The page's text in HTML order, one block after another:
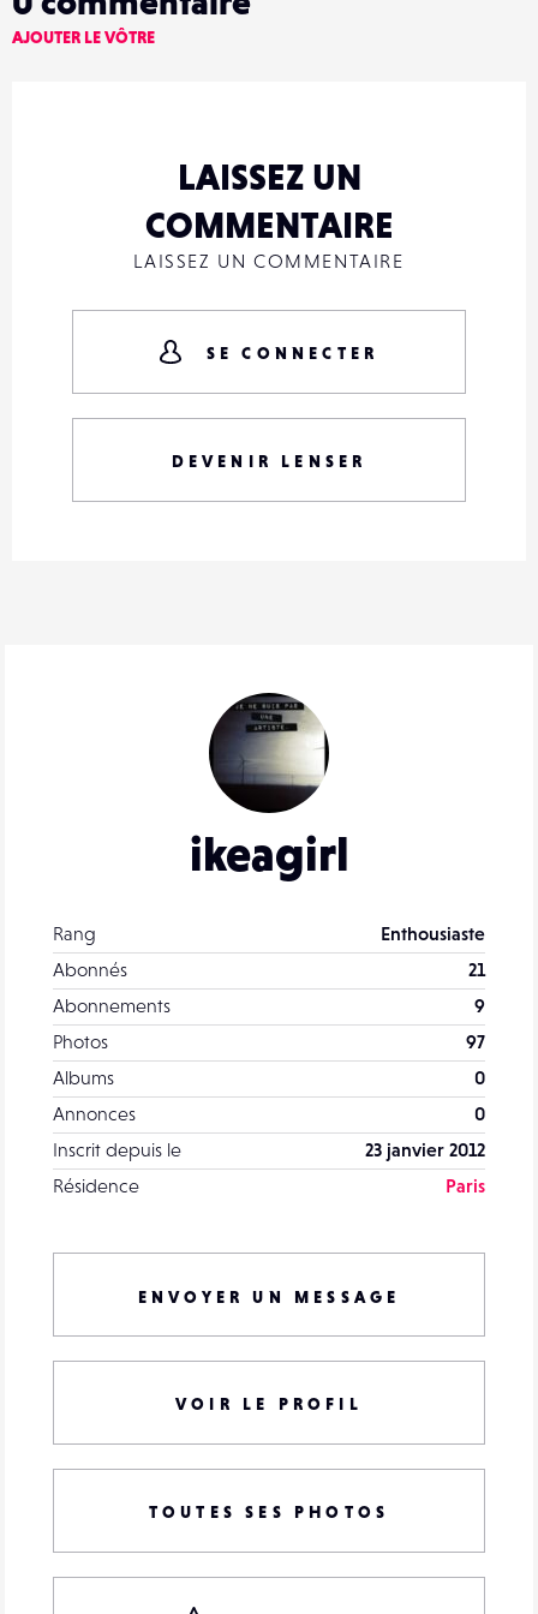
ikeagirl
Rang
Enthousiaste
Abonnés
21
Abonnements
9
Photos
97
Albums
0
Annonces
0
Inscrit depuis le
23 janvier 2012
Résidence
Paris
ENVOYER UN MESSAGE
VOIR LE PROFIL
TOUTES SES PHOTOS
AJOUTER LE VÔTRE
LAISSEZ UN
COMMENTAIRE
LAISSEZ UN COMMENTAIRE
SE CONNECTER
DEVENIR LENSER